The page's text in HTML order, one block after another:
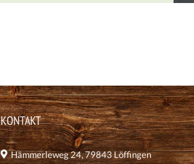
KONTAKT
Hämmerleweg 24, 79843 Löffingen